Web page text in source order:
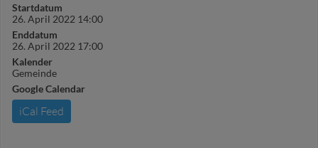
Startdatum
26. April 2022 14:00
Enddatum
26. April 2022 17:00
Kalender
Gemeinde
Google Calendar
iCal Feed